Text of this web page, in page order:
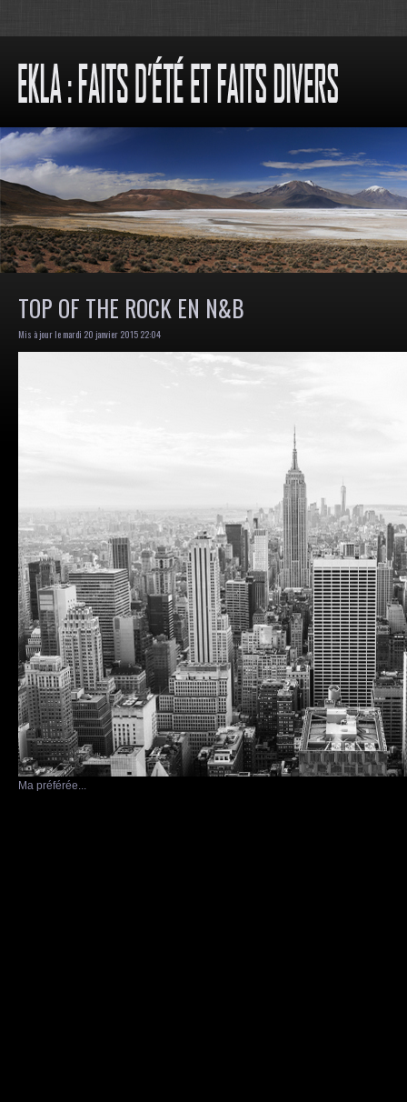
TOP OF THE ROCK EN N&B
Mis à jour le mardi 20 janvier 2015 22:04
Ma préférée...